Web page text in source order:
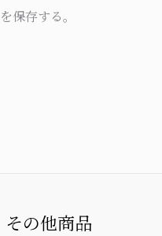
保存する。
その他商品